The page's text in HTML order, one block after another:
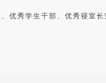
优秀学生干部、优秀寝室长